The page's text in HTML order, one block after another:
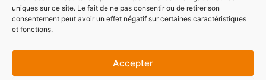
uniques sur ce site. Le fait de ne pas consentir ou de retirer son
consentement peut avoir un effet négatif sur certaines caractéristiques
et fonctions.
Accepter
Pages annexes
Marchés publics
Actes administratifs